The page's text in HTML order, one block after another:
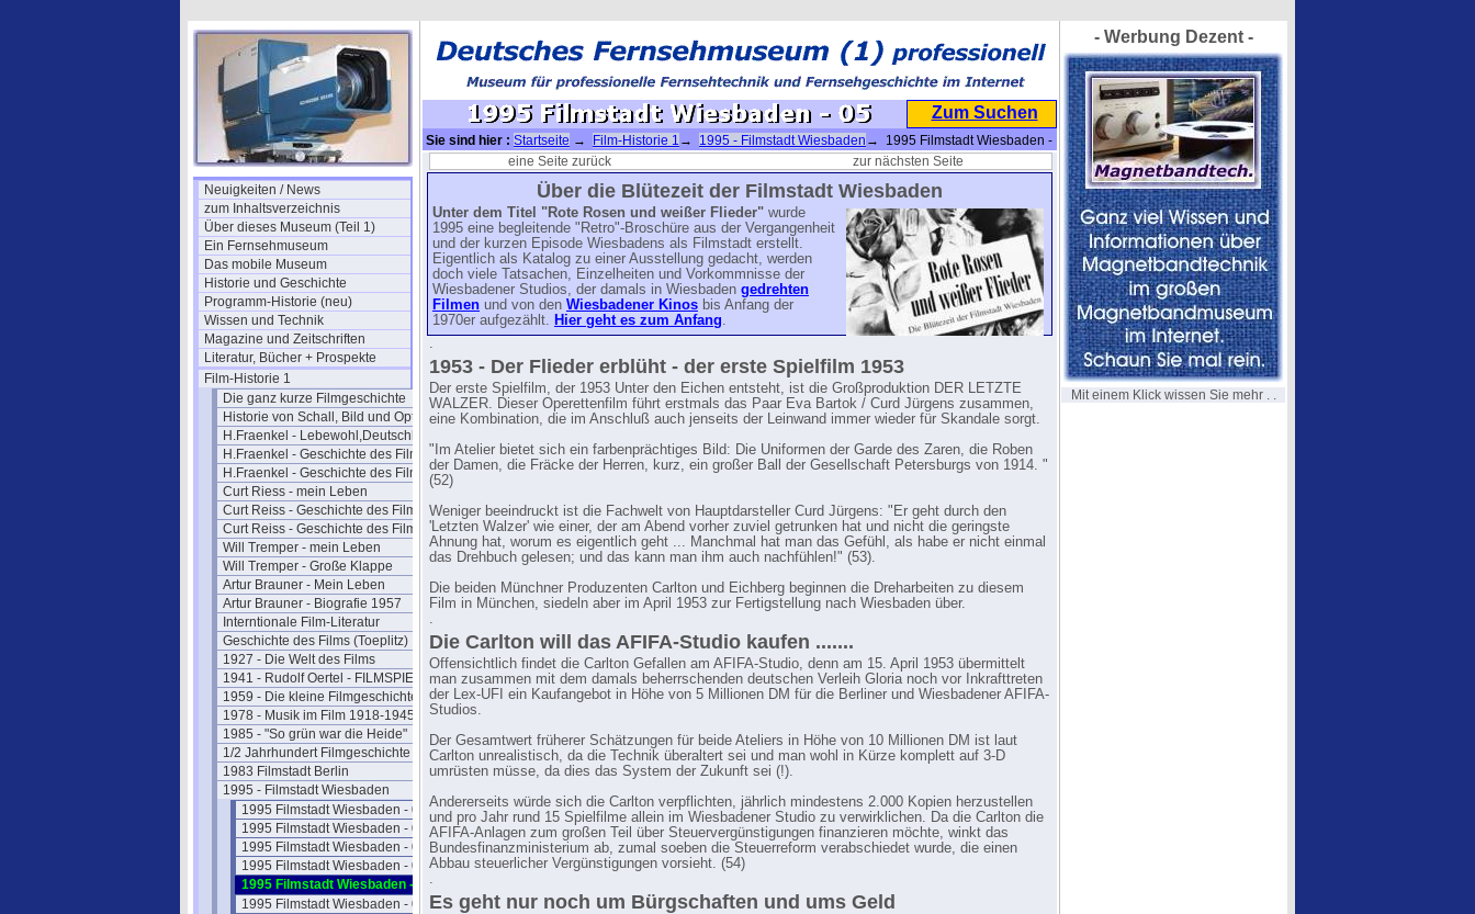
Neuigkeiten / News
zum Inhaltsverzeichnis
Über dieses Museum (Teil 1)
Ein Fernsehmuseum
Das mobile Museum
Historie und Geschichte
Programm-Historie (neu)
Wissen und Technik
Magazine und Zeitschriften
Literatur, Bücher + Prospekte
Film-Historie 1
Die ganz kurze Filmgeschichte
Historie von Schall, Bild und Optik
H.Fraenkel - Lebewohl,Deutschland
H.Fraenkel - Geschichte des Films 1
H.Fraenkel - Geschichte des Films 2
Curt Riess - mein Leben
Curt Reiss - Geschichte des Films I
Curt Reiss - Geschichte des Films II
Will Tremper - mein Leben
Will Tremper - Große Klappe
Artur Brauner - Mein Leben
Artur Brauner - Biografie 1957
Interntionale Film-Literatur
Geschichte des Films (Toeplitz)
1927 - Die Welt des Films
1941 - Rudolf Oertel - FILMSPIEGEL
1959 - Die kleine Filmgeschichte
1978 - Musik im Film 1918-1945
1985 - "So grün war die Heide"
1/2 Jahrhundert Filmgeschichte
1983 Filmstadt Berlin
1995 - Filmstadt Wiesbaden
1995 Filmstadt Wiesbaden - 01
1995 Filmstadt Wiesbaden - 02
1995 Filmstadt Wiesbaden - 03
1995 Filmstadt Wiesbaden - 04
1995 Filmstadt Wiesbaden - 05
1995 Filmstadt Wiesbaden - 06
Zum Suchen
Sie sind hier : Startseite → Film-Historie 1 → 1995 - Filmstadt Wiesbaden → 1995 Filmstadt Wiesbaden -
05
eine Seite zurück zur nächsten Seite
Über die Blütezeit der Filmstadt Wiesbaden
Unter dem Titel "Rote Rosen und weißer Flieder" wurde
1995 eine begleitende "Retro"-Broschüre aus der Vergangenheit
und der kurzen Episode Wiesbadens als Filmstadt erstellt.
Eigentlich als Katalog zu einer Ausstellung gedacht, werden
doch viele Tatsachen, Einzelheiten und Vorkommnisse der
Wiesbadener Studios, der damals in Wiesbaden gedrehten
Filmen und von den Wiesbadener Kinos bis Anfang der
1970er aufgezählt. Hier geht es zum Anfang.
.
1953 - Der Flieder erblüht - der erste Spielfilm 1953
Der erste Spielfilm, der 1953 Unter den Eichen entsteht, ist die Großproduktion DER LETZTE
WALZER. Dieser Operettenfilm führt erstmals das Paar Eva Bartok / Curd Jürgens zusammen,
eine Kombination, die im Anschluß auch jenseits der Leinwand immer wieder für Skandale sorgt.
"Im Atelier bietet sich ein farbenprächtiges Bild: Die Uniformen der Garde des Zaren, die Roben
der Damen, die Fräcke der Herren, kurz, ein großer Ball der Gesellschaft Petersburgs von 1914. "
(52)
Weniger beeindruckt ist die Fachwelt von Hauptdarsteller Curd Jürgens: "Er geht durch den
'Letzten Walzer' wie einer, der am Abend vorher zuviel getrunken hat und nicht die geringste
Ahnung hat, worum es eigentlich geht ... Manchmal hat man das Gefühl, als habe er nicht einmal
das Drehbuch gelesen; und das kann man ihm auch nachfühlen!" (53).
Die beiden Münchner Produzenten Carlton und Eichberg beginnen die Dreharbeiten zu diesem
Film in München, siedeln aber im April 1953 zur Fertigstellung nach Wiesbaden über.
.
Die Carlton will das AFIFA-Studio kaufen .......
Offensichtlich findet die Carlton Gefallen am AFIFA-Studio, denn am 15. April 1953 übermittelt
man zusammen mit dem damals beherrschenden deutschen Verleih Gloria noch vor Inkrafttreten
der Lex-UFI ein Kaufangebot in Höhe von 5 Millionen DM für die Berliner und Wiesbadener AFIFA-
Studios.
Der Gesamtwert früherer Schätzungen für beide Ateliers in Höhe von 10 Millionen DM ist laut
Carlton unrealistisch, da die Technik überaltert sei und man wohl in Kürze komplett auf 3-D
umrüsten müsse, da dies das System der Zukunft sei (!).
Andererseits würde sich die Carlton verpflichten, jährlich mindestens 2.000 Kopien herzustellen
und pro Jahr rund 15 Spielfilme allein im Wiesbadener Studio zu verwirklichen. Da die Carlton die
AFIFA-Anlagen zum großen Teil über Steuervergünstigungen finanzieren möchte, winkt das
Bundesfinanzministerium ab, zumal soeben die Steuerreform verabschiedet wurde, die einen
Abbau steuerlicher Vergünstigungen vorsieht. (54)
.
Es geht nur noch um Bürgschaften und ums Geld
- Werbung Dezent -
Mit einem Klick wissen Sie mehr . .